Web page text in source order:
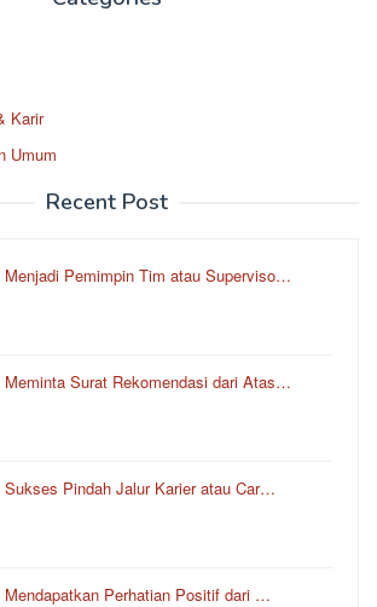
Karir
Umum
Recent Post
Menjadi Pemimpin Tim atau Superviso…
Meminta Surat Rekomendasi dari Atas…
Sukses Pindah Jalur Karier atau Car…
Mendapatkan Perhatian Positif dari …